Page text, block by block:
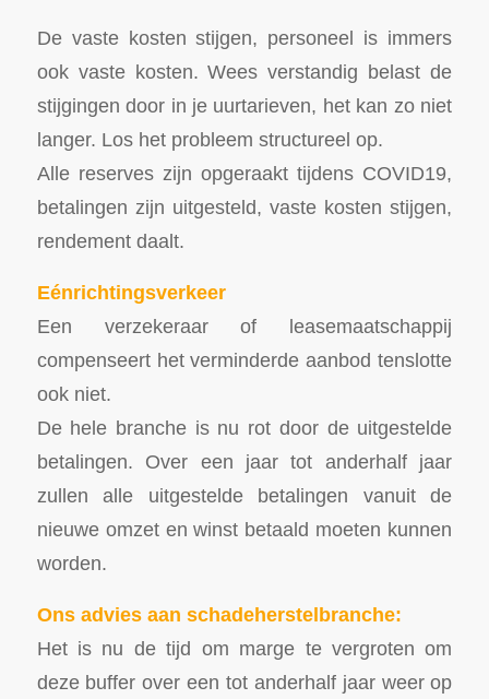
De vaste kosten stijgen, personeel is immers
ook vaste kosten. Wees verstandig belast de
stijgingen door in je uurtarieven, het kan zo niet
langer. Los het probleem structureel op.
Alle reserves zijn opgeraakt tijdens COVID19,
betalingen zijn uitgesteld, vaste kosten stijgen,
rendement daalt.
Eénrichtingsverkeer
Een verzekeraar of leasemaatschappij
compenseert het verminderde aanbod tenslotte
ook niet.
De hele branche is nu rot door de uitgestelde
betalingen. Over een jaar tot anderhalf jaar
zullen alle uitgestelde betalingen vanuit de
nieuwe omzet en winst betaald moeten kunnen
worden.
Ons advies aan schadeherstelbranche:
Het is nu de tijd om marge te vergroten om
deze buffer over een tot anderhalf jaar weer op